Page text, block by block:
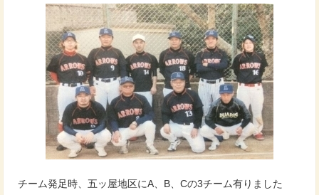
チーム発足時、五ッ屋地区にA、B、Cの3チーム有りました